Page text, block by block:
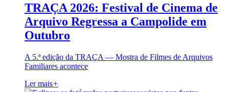
TRAÇA 2026: Festival de Cinema de
Arquivo Regressa a Campolide em
Outubro
A 5.ª edição da TRAÇA — Mostra de Filmes de Arquivos
Familiares acontece
Ler mais+